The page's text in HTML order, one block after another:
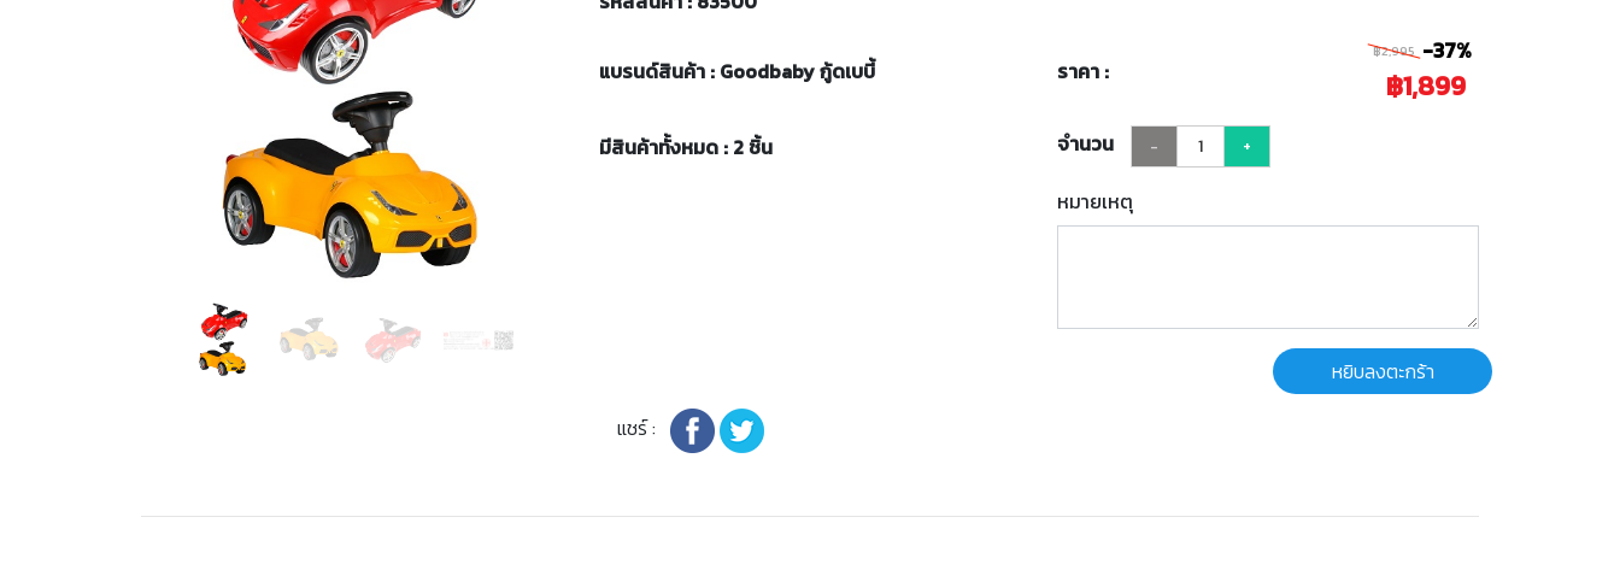
แบรนด์สินค้า : Goodbaby กู้ดเบบี้ ราคา :
฿2,995 -37%
฿1,899
มีสินค้าทั้งหมด : 2 ชิ้น จำนวน - +
หมายเหตุ
หยิบลงตะกร้า
แชร์ :